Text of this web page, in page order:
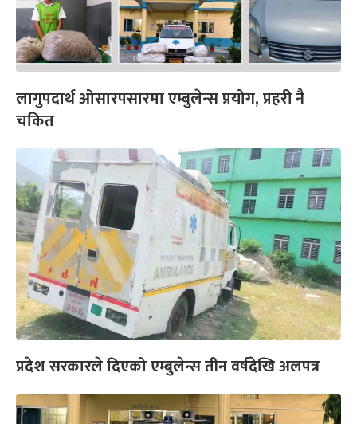
लागुपदार्थ ओसारपसारमा एम्बुलेन्स प्रयोग, प्रहरी नै
चकित
प्रदेश सरकारले दिएको एम्बुलेन्स तीन वर्षदेखि अलपत्र